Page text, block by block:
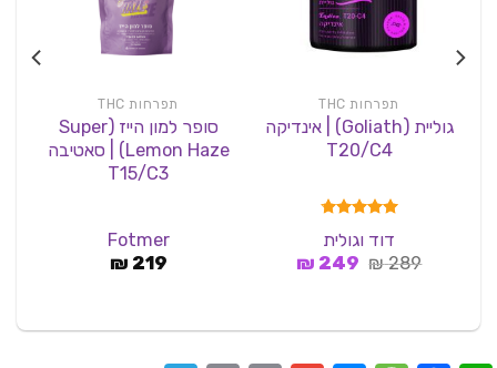
תפרחות THC
גוליית (Goliath) | אינדיקה
T20/C4
מתוך 5
דוד וגולית
289
₪ המחיר
249
₪המחיר
תפרחות THC
סופר למון הייז (Super
Lemon Haze) | סאטיבה
T15/C3
Fotmer
219
₪